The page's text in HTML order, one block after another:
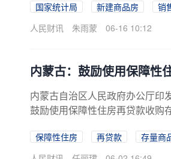
国家统计局 新建商品房
销
人民财讯
朱雨蒙 06-16 10:12
内蒙古：鼓励使用保障性
内蒙古自治区人民政府办公厅印
鼓励使用保障性住房再贷款收购
保障性住房 再贷款
存量商